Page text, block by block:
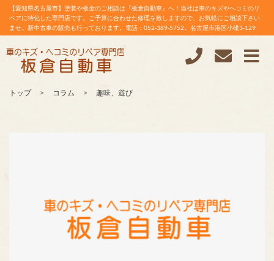
【愛知県名古屋市】塗装や板金のご相談は『板倉自動車』へ！当社は車のキズやヘコミのリ
ペアに特化した専門店です。ご予算に合わせた修理を致しますので、お気軽にご相談下さい
ませ。新中古車の販売も行っております。電話：052-389-5752。名古屋市港区小碓3-129
トップ コラム 趣味、遊び